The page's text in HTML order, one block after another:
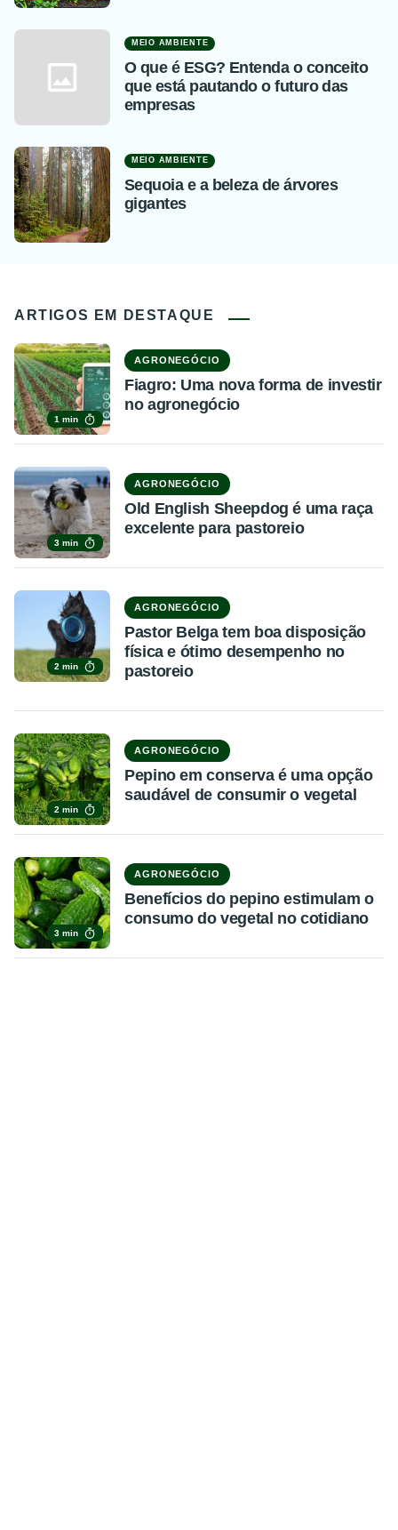
MEIO AMBIENTE
O que é ESG? Entenda o conceito
que está pautando o futuro das
empresas
MEIO AMBIENTE
Sequoia e a beleza de árvores
gigantes
ARTIGOS EM DESTAQUE
1 min
AGRONEGÓCIO
Fiagro: Uma nova forma de investir
no agronegócio
3 min
AGRONEGÓCIO
Old English Sheepdog é uma raça
excelente para pastoreio
2 min
AGRONEGÓCIO
Pastor Belga tem boa disposição
física e ótimo desempenho no
pastoreio
2 min
AGRONEGÓCIO
Pepino em conserva é uma opção
saudável de consumir o vegetal
3 min
AGRONEGÓCIO
Benefícios do pepino estimulam o
consumo do vegetal no cotidiano